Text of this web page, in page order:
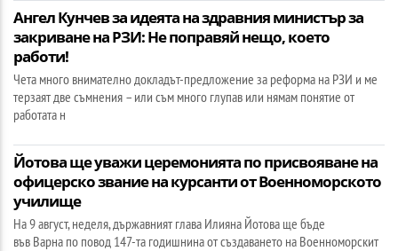
Ангел Кунчев за идеята на здравния министър за
закриване на РЗИ: Не поправяй нещо, което
работи!
Чета много внимателно докладът-предложение за реформа на РЗИ и ме
терзаят две съмнения – или съм много глупав или нямам понятие от
работата н
Йотова ще уважи церемонията по присвояване на
офицерско звание на курсанти от Военноморското
училище
На 9 август, неделя, държавният глава Илияна Йотова ще бъде
във Варна по повод 147-та годишнина от създаването на Военноморскит